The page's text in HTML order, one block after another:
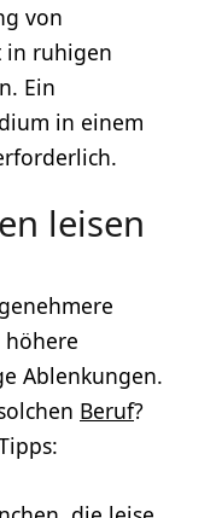
von
in ruhigen
Ein
in einem
leisen
Ablenkungen.
Beruf?